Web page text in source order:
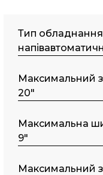
Тип обладнання
Maкcимaльний
20"
Максимальна
9"
Maкcимaльний